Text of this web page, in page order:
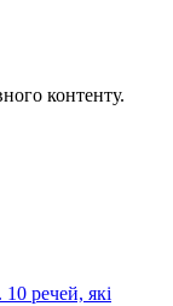
контенту.
речей, які